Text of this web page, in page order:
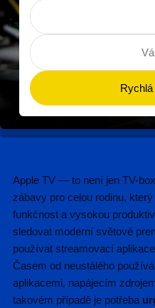
Apple TV — to není jen TV-
zábavy pro celou rodinu,
funkčnost a vysokou
sledovat moderní světové
používat streamovací
Časem od neustálého
aplikacemi, napájecím
takovém případě je potřeba